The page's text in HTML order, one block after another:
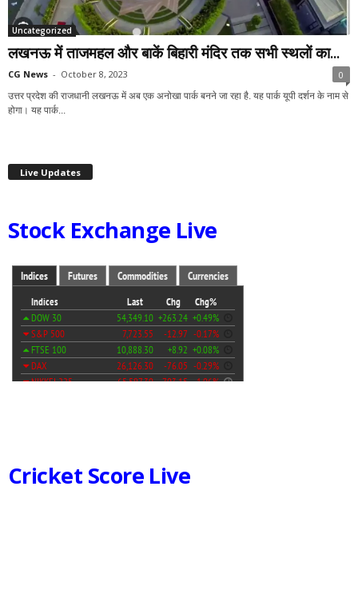
Uncategorized
लखनऊ में ताजमहल और बाकें बिहारी मंदिर तक सभी स्थलों का...
CG News - October 8, 2023 0
उत्तर प्रदेश की राजधानी लखनऊ में अब एक अनोखा पार्क बनने जा रहा है. यह पार्क यूपी दर्शन के नाम से
होगा। यह पार्क...
Live Updates
Stock Exchange Live
Cricket Score Live